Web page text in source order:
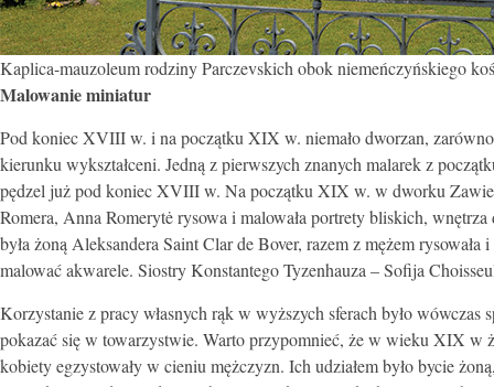
Kaplica-mauzoleum rodziny Parczevskich obok niemeńczyńskiego
Malowanie miniatur
Pod koniec XVIII w. i na początku XIX w. niemało dworzan,
kierunku wykształceni. Jedną z pierwszych znanych malarek z
pędzel już pod koniec XVIII w. Na początku XIX w. w dworku
Romera, Anna Romerytė rysowa i malowała portrety bliskich,
była żoną Aleksandera Saint Clar de Bover, razem z mężem
malować akwarele. Siostry Konstantego Tyzenhauza – Sofija
Korzystanie z pracy własnych rąk w wyższych sferach było
pokazać się w towarzystwie. Warto przypomnieć, że w wieku XIX
kobiety egzystowały w cieniu mężczyzn. Ich udziałem było bycie